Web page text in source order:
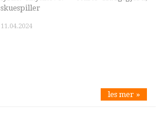
skuespiller
11.04.2024
les mer »